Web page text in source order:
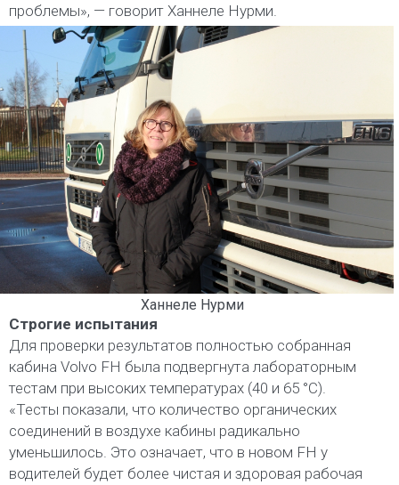
проблемы», — говорит Ханнеле Нурми.
Ханнеле Нурми
Строгие испытания
Для проверки результатов полностью собранная
кабина Volvo FH была подвергнута лабораторным
тестам при высоких температурах (40 и 65 °C).
«Тесты показали, что количество органических
соединений в воздухе кабины радикально
уменьшилось. Это означает, что в новом FH у
водителей будет более чистая и здоровая рабочая